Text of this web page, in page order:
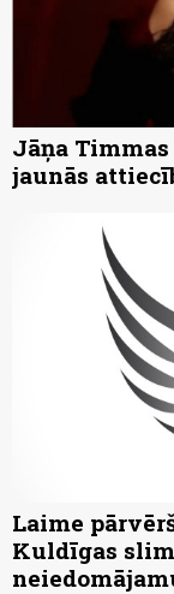
Jāņa
jaunās
Laime
Kuldīgas